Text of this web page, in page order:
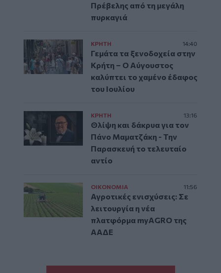
Πρέβελης από τη μεγάλη
πυρκαγιά
ΚΡΗΤΗ 14:40
Γεμάτα τα ξενοδοχεία στην
Κρήτη – Ο Αύγουστος
καλύπτει το χαμένο έδαφος
του Ιουλίου
ΚΡΗΤΗ 13:16
Θλίψη και δάκρυα για τον
Πάνο Μαματζάκη - Την
Παρασκευή το τελευταίο
αντίο
ΟΙΚΟΝΟΜΙΑ 11:56
Αγροτικές ενισχύσεις: Σε
λειτουργία η νέα
πλατφόρμα myAGRO της
ΑΑΔΕ